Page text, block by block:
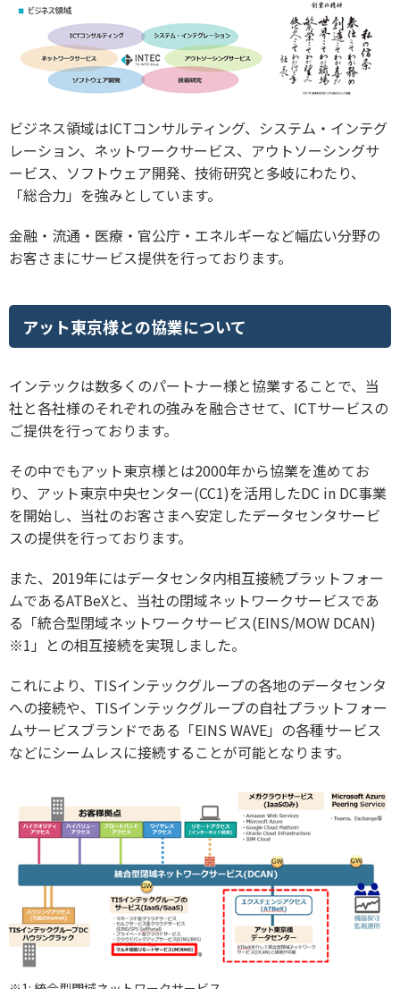
ビジネス領域はICTコンサルティング、システム・インテグ
レーション、ネットワークサービス、アウトソーシングサ
ービス、ソフトウェア開発、技術研究と多岐にわたり、
「総合力」を強みとしています。
金融・流通・医療・官公庁・エネルギーなど幅広い分野の
お客さまにサービス提供を行っております。
アット東京様との協業について
インテックは数多くのパートナー様と協業することで、当
社と各社様のそれぞれの強みを融合させて、ICTサービスの
ご提供を行っております。
その中でもアット東京様とは2000年から協業を進めてお
り、アット東京中央センター(CC1)を活用したDC in DC事業
を開始し、当社のお客さまへ安定したデータセンタサービ
スの提供を行っております。
また、2019年にはデータセンタ内相互接続プラットフォー
ムであるATBeXと、当社の閉域ネットワークサービスであ
る「統合型閉域ネットワークサービス(EINS/MOW DCAN)
※1」との相互接続を実現しました。
これにより、TISインテックグループの各地のデータセンタ
への接続や、TISインテックグループの自社プラットフォー
ムサービスブランドである「EINS WAVE」の各種サービス
などにシームレスに接続することが可能となります。